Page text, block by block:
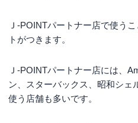
Ｊ-POINTパートナー店で使う
トがつきます。
Ｊ-POINTパートナー店には、
ン、スターバックス、昭和シェ
使う店舗も多いです。